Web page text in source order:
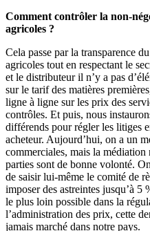
Comment contrôler la non-
agricoles ?
Cela passe par la transparence
agricoles tout en respectant le
et le distributeur il n’y a pas
sur le tarif des matières
ligne à ligne sur les prix des
contrôles. Et puis, nous
différends pour régler les litiges
acheteur. Aujourd’hui, on a un
commerciales, mais la
parties sont de bonne volonté.
de saisir lui-même le comité de
imposer des astreintes jusqu’à
le plus loin possible dans la
l’administration des prix, cette
jamais marché dans notre pays.